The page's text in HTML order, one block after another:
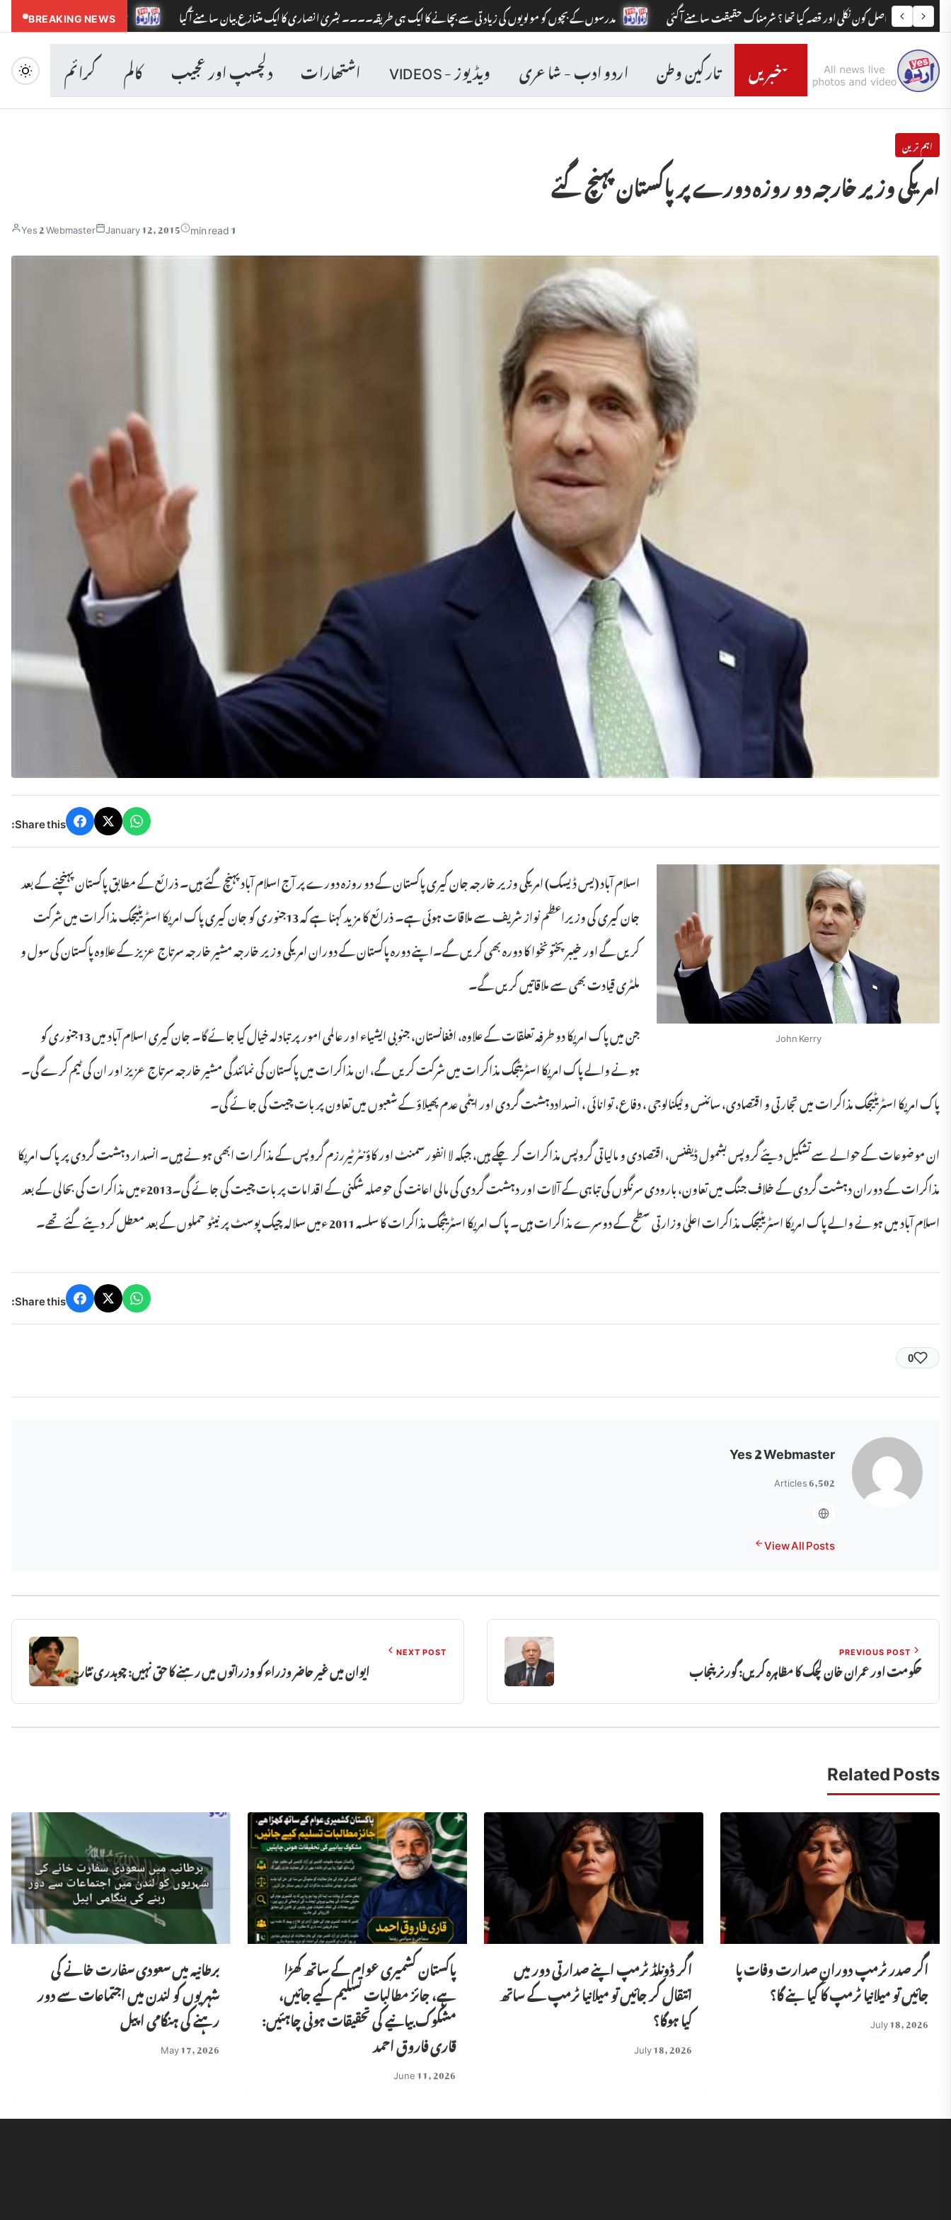
BREAKING NEWS کون نکلی اور قصہ کیا تھا ؟ شرمناک حقیقت سامنے آگئی مدرسوں کے بچوں کو مولویوں کی زیادتی سے بچانے کا ایک ہی طریقہ۔۔۔۔ بشریٰ انصاری کا ایک متنازع بیان سامنے آگیا شوبز نگری سے گرما گرم خبر : دو خوبصورت ترین
خبریں تارکین وطن اردو ادب - شاعری ویڈیوز - VIDEOS اشتھارات دلچسپ اور عجیب کالم کرائم
اہم ترین
امریکی وزیر خارجہ دو روزہ دورے پر پاکستان پہنچ گئے
Yes 2 Webmaster January 12, 2015 1 min read
Share this:
John Kerry
اسلام آباد (یس ڈیسک) امریکی وزیر خارجہ جان کیری پاکستان کے دو روزہ دورے پر آج اسلام آباد پہنچ گئے ہیں۔ ذرائع کے مطابق پاکستان پہنچنے کے بعد
جان کیری کی وزیراعظم نواز شریف سے ملاقات ہوئی ہے۔ ذرائع کا مزید کہنا ہے کہ 13جنوری کو جان کیری پاک امریکا اسٹریٹیجک مذاکرات میں شرکت
کریں گے اور خیبر پختونخوا کا دورہ بھی کریں گے۔اپنے دورہ پاکستان کے دوران امریکی وزیر خارجہ مشیر خارجہ سرتاج عزیز کے علاوہ پاکستان کی سول و
ملٹری قیادت بھی سے ملاقاتیں کریں گے۔
جن میں پاک امریکا دو طرفہ تعلقات کے علاوہ، افغانستان، جنوبی ایشیاء اور عالمی امور پر تبادلہ خیال کیا جائے گا۔ جان کیری اسلام آباد میں 13جنوری کو
ہونے والے پاک امریکا اسٹریٹجک مذاکرات میں شرکت کریں گے، ان مذاکرات میں پاکستان کی نمائندگی مشیر خارجہ سرتاج عزیز اور ان کی ٹیم کرے گی۔
پاک امریکا اسٹریٹیجک مذاکرات میں تجارتی و اقتصادی، سائنس و ٹیکنالوجی ، دفاع، توانائی ، انسداددہشت گردی اور ایٹمی عدم پھیلاؤ کے شعبوں میں تعاون پر بات چیت کی جائے گی۔
ان موضوعات کے حوالے سے تشکیل دیئے گروپس بشمول ڈیفنس، اقتصادی و مالیاتی گروپس مذاکرات کر چکے ہیں، جبکہ لا انفورسمنٹ اور کاؤنٹر ٹیررزم گروپس کے مذاکرات ابھی ہونے ہیں۔ انسدار دہشت گردی پر پاک امریکا
مذاکرات کے دوران دہشت گردی کے خلاف جنگ میں تعاون، بارودی سرنگوں کی تباہی کے آلات اور دہشت گردی کی مالی اعانت کی حوصلہ شکنی کے اقدامات پر بات چیت کی جائے گی۔2013ءمیں مذاکرات کی بحالی کے بعد
اسلام آباد میں ہونے والے پاک امریکا اسٹریٹیجک مذاکرات اعلیٰ وزارتی سطح کے دوسرے مذاکرات ہیں۔ پاک امریکا اسٹریٹجک مذاکرات کا سلسہ 2011 ءمیں سلالہ چیک پوسٹ پر نیٹو حملوں کے بعد معطل کر دیئے گئے تھے۔
Share this:
0
Yes 2 Webmaster
6,502 Articles
View All Posts
PREVIOUS POST
حکومت اور عمران خان لچک کا مظاہرہ کریں: گورنر پنجاب
NEXT POST
ایوان میں غیر حاضر وزراء کو وزراتوں میں رہنے کا حق نہیں: چوہدری نثار
Related Posts
اگر صدر ٹرمپ دورانِ صدارت وفات پا
جائیں تو میلانیا ٹرمپ کا کیا بنے گا؟
July 18, 2026
اگر ڈونلڈ ٹرمپ اپنے صدارتی دور میں
انتقال کر جائیں تو میلانیا ٹرمپ کے ساتھ
کیا ہوگا؟
July 18, 2026
پاکستان کشمیری عوام کے ساتھ کھڑا
ہے، جائز مطالبات تسلیم کیے جائیں،
مشکوک بیانیے کی تحقیقات ہونی چاہئیں:
قاری فاروق احمد
June 11, 2026
برطانیہ میں سعودی سفارت خانے کی
شہریوں کو لندن میں اجتماعات سے دور
رہنے کی ہنگامی اپیل
May 17, 2026